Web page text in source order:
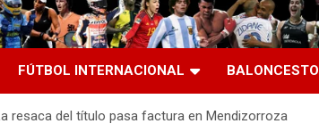
FÚTBOL INTERNACIONAL BALONCESTO
resaca del título pasa factura en Mendizorroza